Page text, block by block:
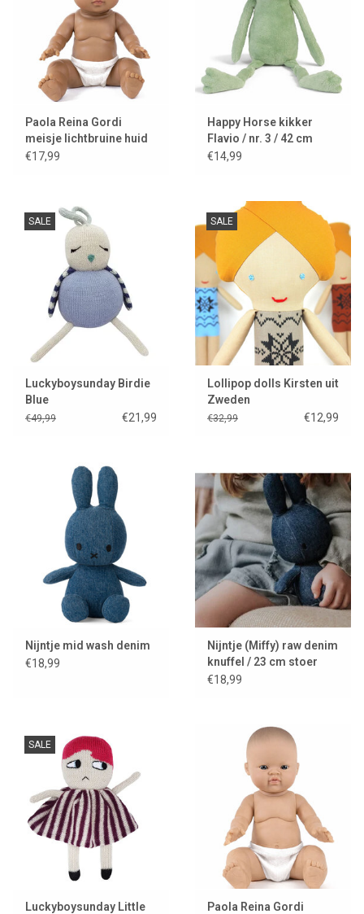
Paola Reina Gordi
meisje lichtbruine huid
en lichte ogen
€17,99
Happy Horse kikker
Flavio / nr. 3 / 42 cm
€14,99
SALE
Luckyboysunday Birdie
Blue
€49,99 €21,99
SALE
Lollipop dolls Kirsten uit
Zweden
€32,99 €12,99
Nijntje mid wash denim
€18,99
Nijntje (Miffy) raw denim
knuffel / 23 cm stoer
jeans design
€18,99
SALE
Luckyboysunday Little
Paola Reina Gordi